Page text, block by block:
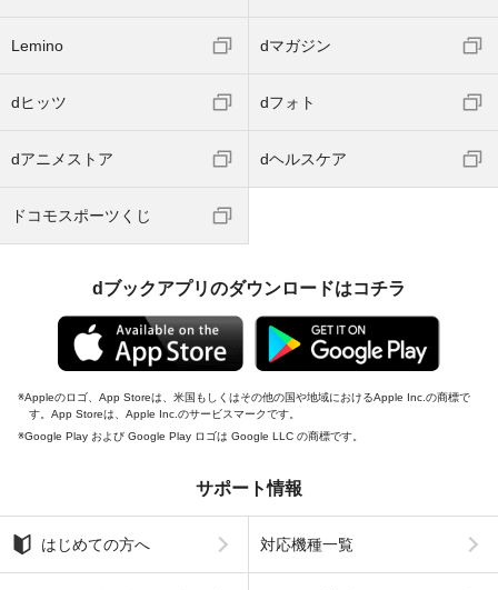
Lemino dマガジン
dヒッツ dフォト
dアニメストア dヘルスケア
ドコモスポーツくじ
dブックアプリのダウンロードはコチラ
Appleのロゴ、App Storeは、米国もしくはその他の国や地域におけるApple Inc.の商標で
す。App Storeは、Apple Inc.のサービスマークです。
Google Play および Google Play ロゴは Google LLC の商標です。
サポート情報
はじめての方へ 対応機種一覧